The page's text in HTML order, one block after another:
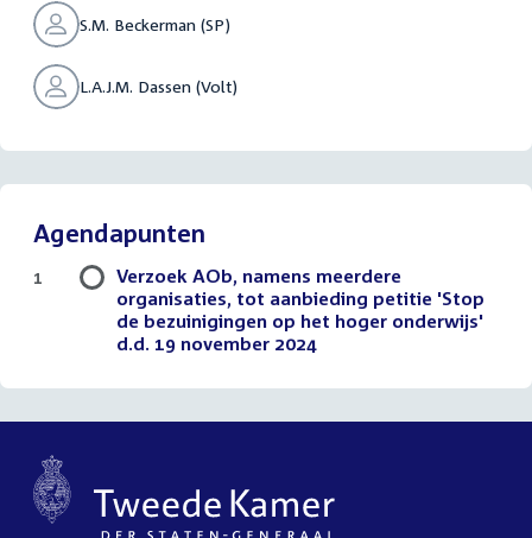
S.M. Beckerman (SP)
L.A.J.M. Dassen (Volt)
Agendapunten
Verzoek AOb, namens meerdere
organisaties, tot aanbieding petitie 'Stop
de bezuinigingen op het hoger onderwijs'
d.d. 19 november 2024
1